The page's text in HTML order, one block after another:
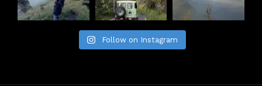
Follow on Instagram